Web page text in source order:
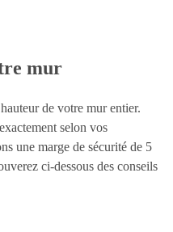
mur
de votre mur entier.
selon vos
une marge de sécurité de 5
ci-dessous des conseils